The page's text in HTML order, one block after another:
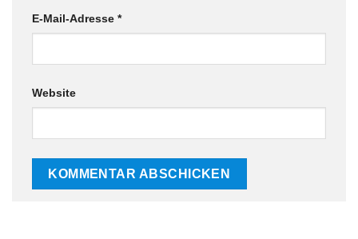
E-Mail-Adresse *
Website